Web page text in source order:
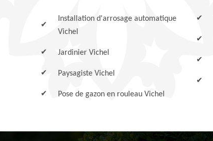
Installation d'arrosage automatique
Vichel
Jardinier Vichel
Paysagiste Vichel
Pose de gazon en rouleau Vichel